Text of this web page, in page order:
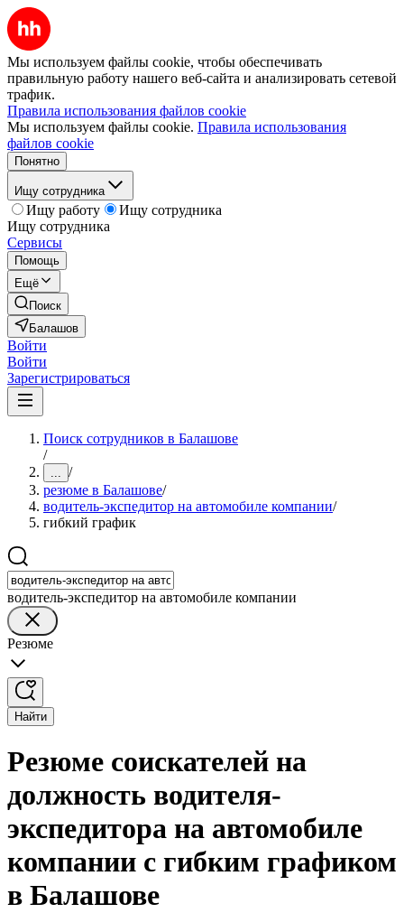
Мы используем файлы cookie, чтобы обеспечивать
правильную работу нашего веб-сайта и анализировать сетевой
трафик.
Правила использования файлов cookie
Мы используем файлы cookie. Правила использования
файлов cookie
Понятно
Ищу сотрудника
Ищу работу
Ищу сотрудника
Ищу сотрудника
Сервисы
Помощь
Ещё
Поиск
Балашов
Войти
Войти
Зарегистрироваться
Поиск сотрудников в Балашове
/
... /
резюме в Балашове/
водитель-экспедитор на автомобиле компании/
гибкий график
водитель-экспедитор на автомобиле компании
Резюме
Найти
Резюме соискателей на
должность водителя-
экспедитора на автомобиле
компании с гибким графиком
в Балашове